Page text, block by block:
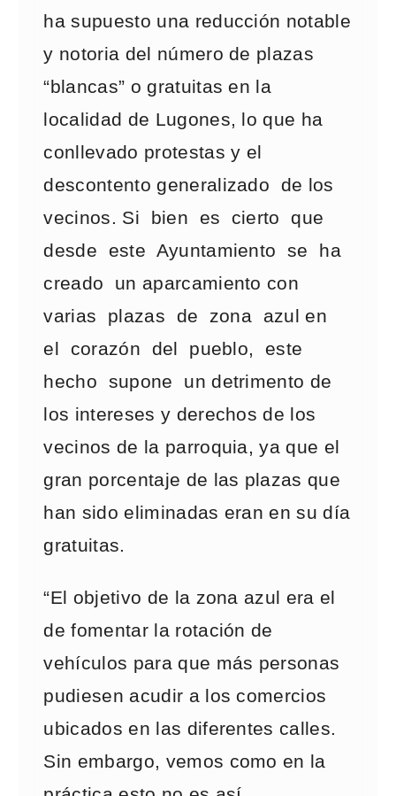
ha supuesto una reducción notable
y notoria del número de plazas
“blancas” o gratuitas en la
localidad de Lugones, lo que ha
conllevado protestas y el
descontento generalizado de los
vecinos. Si bien es cierto que
desde este Ayuntamiento se ha
creado un aparcamiento con
varias plazas de zona azul en
el corazón del pueblo, este
hecho supone un detrimento de
los intereses y derechos de los
vecinos de la parroquia, ya que el
gran porcentaje de las plazas que
han sido eliminadas eran en su día
gratuitas.
“El objetivo de la zona azul era el
de fomentar la rotación de
vehículos para que más personas
pudiesen acudir a los comercios
ubicados en las diferentes calles.
Sin embargo, vemos como en la